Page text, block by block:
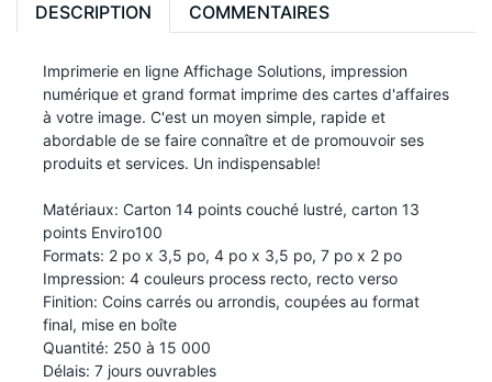
DESCRIPTION COMMENTAIRES
Imprimerie en ligne Affichage Solutions, impression
numérique et grand format imprime des cartes d'affaires
à votre image. C'est un moyen simple, rapide et
abordable de se faire connaître et de promouvoir ses
produits et services. Un indispensable!
Matériaux: Carton 14 points couché lustré, carton 13
points Enviro100
Formats: 2 po x 3,5 po, 4 po x 3,5 po, 7 po x 2 po
Impression: 4 couleurs process recto, recto verso
Finition: Coins carrés ou arrondis, coupées au format
final, mise en boîte
Quantité: 250 à 15 000
Délais: 7 jours ouvrables